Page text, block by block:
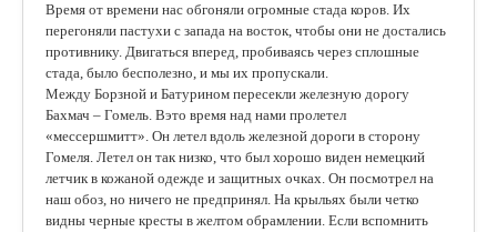
Время от времени нас обгоняли огромные стада коров. Их
перегоняли пастухи с запада на восток, чтобы они не достались
противнику. Двигаться вперед, пробиваясь через сплошные
стада, было бесполезно, и мы их пропускали.
Между Борзной и Батурином пересекли железную дорогу
Бахмач – Гомель. Вэто время над нами пролетел
«мессершмитт». Он летел вдоль железной дороги в сторону
Гомеля. Летел он так низко, что был хорошо виден немецкий
летчик в кожаной одежде и защитных очках. Он посмотрел на
наш обоз, но ничего не предпринял. На крыльях были четко
видны черные кресты в желтом обрамлении. Если вспомнить